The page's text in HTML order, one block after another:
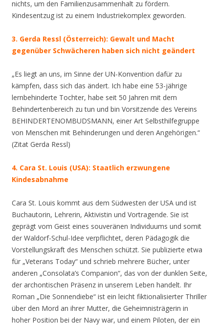
nichts, um den Familienzusammenhalt zu fördern.
Kindesentzug ist zu einem Industriekomplex geworden.
3. Gerda Ressl (Österreich): Gewalt und Macht
gegenüber Schwächeren haben sich nicht geändert
„Es liegt an uns, im Sinne der UN-Konvention dafür zu
kämpfen, dass sich das ändert. Ich habe eine 53-jährige
lernbehinderte Tochter, habe seit 50 Jahren mit dem
Behindertenbereich zu tun und bin Vorsitzende des Vereins
BEHINDERTENOMBUDSMANN, einer Art Selbsthilfegruppe
von Menschen mit Behinderungen und deren Angehörigen.“
(Zitat Gerda Ressl)
4. Cara St. Louis (USA): Staatlich erzwungene
Kindesabnahme
Cara St. Louis kommt aus dem Südwesten der USA und ist
Buchautorin, Lehrerin, Aktivistin und Vortragende. Sie ist
geprägt vom Geist eines souveränen Individuums und somit
der Waldorf-Schul-Idee verpflichtet, deren Pädagogik die
Vorstellungskraft des Menschen schützt. Sie publizierte etwa
für „Veterans Today“ und schrieb mehrere Bücher, unter
anderen „Consolata’s Companion“, das von der dunklen Seite,
der archontischen Präsenz in unserem Leben handelt. Ihr
Roman „Die Sonnendiebe“ ist ein leicht fiktionalisierter Thriller
über den Mord an ihrer Mutter, die Geheimnisträgerin in
hoher Position bei der Navy war, und einem Piloten, der ein